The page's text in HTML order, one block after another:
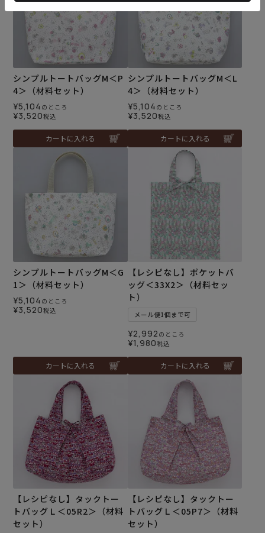
シンプルトートバッグM＜P
4＞（材料セット）
¥5,104 のところ
¥3,520税込
カートに入れる
シンプルトートバッグM＜L
4＞（材料セット）
¥5,104 のところ
¥3,520税込
カートに入れる
シンプルトートバッグM＜G
1＞（材料セット）
¥5,104 のところ
¥3,520税込
カートに入れる
【レシピなし】ポケットバ
ッグ＜33X2＞（材料セッ
ト）
メール便1個まで可
¥2,992 のところ
¥1,980税込
カートに入れる
【レシピなし】タックトー
トバッグＬ＜05R2＞（材料
セット）
【レシピなし】タックトー
トバッグＬ＜05P7＞（材料
セット）